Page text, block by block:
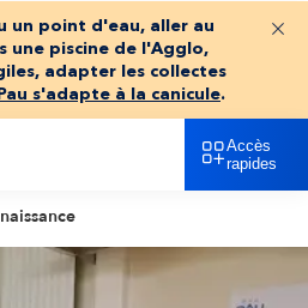
un point d'eau, aller au
une piscine de l'Agglo,
adapter les collectes
s'adapte à la canicule.
Accès
rapides